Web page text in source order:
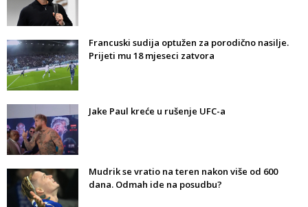
Francuski sudija optužen za porodično nasilje.
Prijeti mu 18 mjeseci zatvora
Jake Paul kreće u rušenje UFC-a
Mudrik se vratio na teren nakon više od 600
dana. Odmah ide na posudbu?